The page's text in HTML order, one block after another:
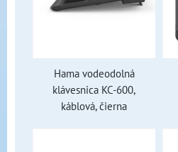
Hama vodeodolná
klávesnica KC-600,
káblová, čierna